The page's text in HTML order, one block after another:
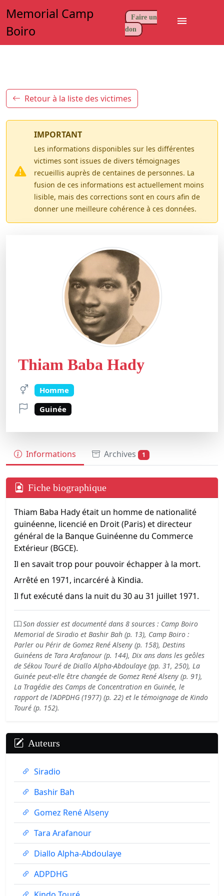
Memorial Camp
Boiro
Faire un
don
menu
Retour à la liste des victimes
IMPORTANT
Les informations disponibles sur les différentes
victimes sont issues de divers témoignages
recueillis auprès de centaines de personnes. La
fusion de ces informations est actuellement moins
lisible, mais des corrections sont en cours afin de
donner une meilleure cohérence à ces données.
Thiam Baba Hady
Homme
Guinée
Informations Archives 1
Fiche biographique
Thiam Baba Hady était un homme de nationalité
guinéenne, licencié en Droit (Paris) et directeur
général de la Banque Guinéenne du Commerce
Extérieur (BGCE).
Il en savait trop pour pouvoir échapper à la mort.
Arrêté en 1971, incarcéré à Kindia.
Il fut exécuté dans la nuit du 30 au 31 juillet 1971.
Son dossier est documenté dans 8 sources : Camp Boiro
Memorial de Siradio et Bashir Bah (p. 13), Camp Boiro :
Parler ou Périr de Gomez René Alseny (p. 158), Destins
Guinéens de Tara Arafanour (p. 144), Dix ans dans les geôles
de Sékou Touré de Diallo Alpha-Abdoulaye (pp. 31, 250), La
Guinée peut-elle être changée de Gomez René Alseny (p. 91),
La Tragédie des Camps de Concentration en Guinée, le
rapport de l'ADPDHG (1977) (p. 22) et le témoignage de Kindo
Touré (p. 152).
Auteurs
Siradio
Bashir Bah
Gomez René Alseny
Tara Arafanour
Diallo Alpha-Abdoulaye
ADPDHG